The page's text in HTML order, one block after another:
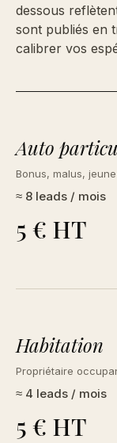
dessous
sont publiés en
calibrer vos
Auto
Bonus, malus,
≈ 8 leads / mois
5 € HT
Habitation
Propriétaire
≈ 4 leads / mois
5 € HT